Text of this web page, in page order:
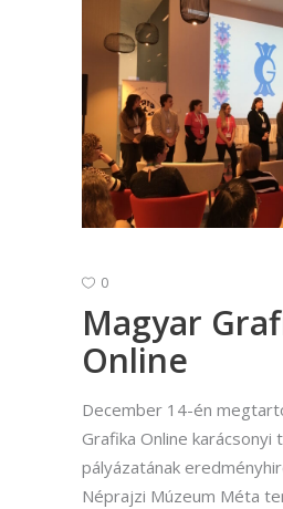
0
Magyar
Online
December 14-én
Grafika Online karácsonyi
pályázatának
Néprajzi Múzeum Méta